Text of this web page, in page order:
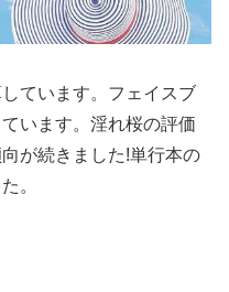
ています。フェイスブ
います。淫れ桜の評価
が続きました!単行本の
。